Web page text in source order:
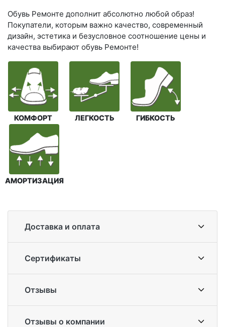
Обувь Ремонте дополнит абсолютно любой образ!
Покупатели, которым важно качество, современный
дизайн, эстетика и безусловное соотношение цены и
качества выбирают обувь Ремонте!
КОМФОРТ ЛЕГКОСТЬ ГИБКОСТЬ
АМОРТИЗАЦИЯ
Доставка и оплата
Сертификаты
Отзывы
Отзывы о компании